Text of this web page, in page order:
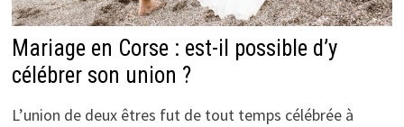
Mariage en Corse : est-il possible d’y
célébrer son union ?
L’union de deux êtres fut de tout temps célébrée à